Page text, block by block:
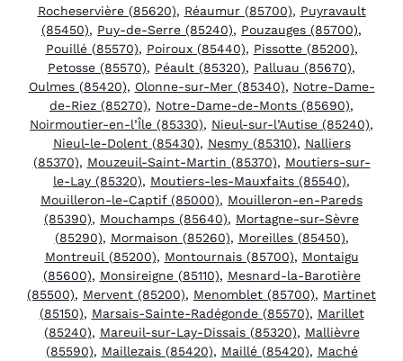
Rocheservière (85620), Réaumur (85700), Puyravault
(85450), Puy-de-Serre (85240), Pouzauges (85700),
Pouillé (85570), Poiroux (85440), Pissotte (85200),
Petosse (85570), Péault (85320), Palluau (85670),
Oulmes (85420), Olonne-sur-Mer (85340), Notre-Dame-
de-Riez (85270), Notre-Dame-de-Monts (85690),
Noirmoutier-en-l’Île (85330), Nieul-sur-l’Autise (85240),
Nieul-le-Dolent (85430), Nesmy (85310), Nalliers
(85370), Mouzeuil-Saint-Martin (85370), Moutiers-sur-
le-Lay (85320), Moutiers-les-Mauxfaits (85540),
Mouilleron-le-Captif (85000), Mouilleron-en-Pareds
(85390), Mouchamps (85640), Mortagne-sur-Sèvre
(85290), Mormaison (85260), Moreilles (85450),
Montreuil (85200), Montournais (85700), Montaigu
(85600), Monsireigne (85110), Mesnard-la-Barotière
(85500), Mervent (85200), Menomblet (85700), Martinet
(85150), Marsais-Sainte-Radégonde (85570), Marillet
(85240), Mareuil-sur-Lay-Dissais (85320), Mallièvre
(85590), Maillezais (85420), Maillé (85420), Maché